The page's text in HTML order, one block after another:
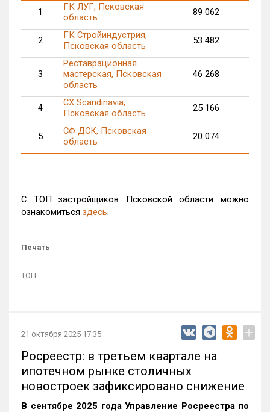
1
ГК ЛУГ, Псковская
область
89 062
2
ГК Стройиндустрия,
Псковская область
53 482
3
Реставрационная
мастерская, Псковская
область
46 268
4
СХ Scandinavia,
Псковская область
25 166
5
СФ ДСК, Псковская
область
20 074
С ТОП застройщиков Псковской области можно
ознакомиться здесь.
Печать
ТОП
21 октября 2025 17:35 +
Росреестр: в третьем квартале на
ипотечном рынке столичных
новостроек зафиксировано снижение
В сентябре 2025 года Управление Росреестра по